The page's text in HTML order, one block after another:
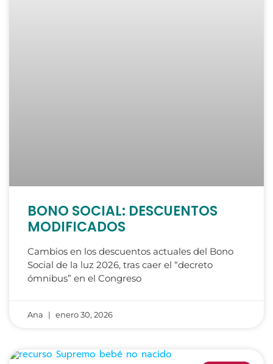
BONO SOCIAL: DESCUENTOS
MODIFICADOS
Cambios en los descuentos actuales del Bono
Social de la luz 2026, tras caer el “decreto
ómnibus” en el Congreso
Ana enero 30, 2026